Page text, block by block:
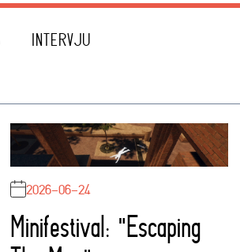
INTERVJU
2026-06-24
Minifestival: "Escaping